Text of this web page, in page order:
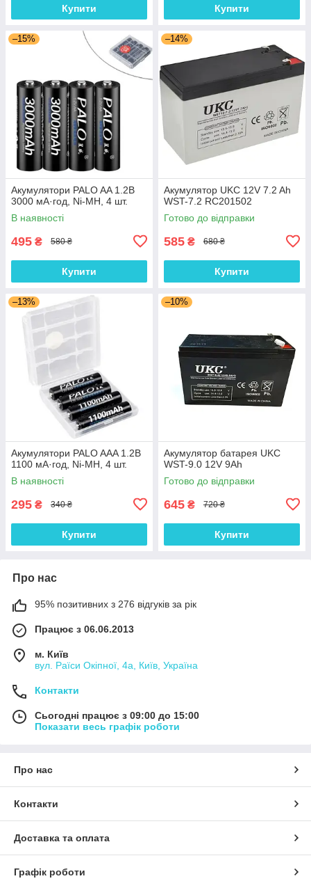
Купити Купити
–15%
Акумулятори PALO AA 1.2В
3000 мА·год, Ni-MH, 4 шт.
В наявності
495 ₴ 580 ₴
Купити
–14%
Акумулятор UKC 12V 7.2 Ah
WST-7.2 RC201502
Готово до відправки
585 ₴ 680 ₴
Купити
–13%
Акумулятори PALO AAA 1.2В
1100 мА·год, Ni-MH, 4 шт.
В наявності
295 ₴ 340 ₴
Купити
–10%
Акумулятор батарея UKC
WST-9.0 12V 9Ah
Готово до відправки
645 ₴ 720 ₴
Купити
Про нас
95% позитивних з 276 відгуків за рік
Працює з 06.06.2013
м. Київ
вул. Раїси Окіпної, 4а, Київ, Україна
Контакти
Сьогодні працює з 09:00 до 15:00
Показати весь графік роботи
Про нас
Контакти
Доставка та оплата
Графік роботи